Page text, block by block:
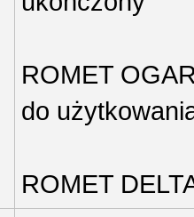
ROMET
do
ROMET